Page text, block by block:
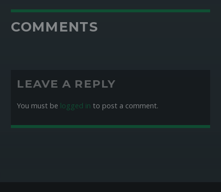
COMMENTS
LEAVE A REPLY
You must be logged in to post a comment.